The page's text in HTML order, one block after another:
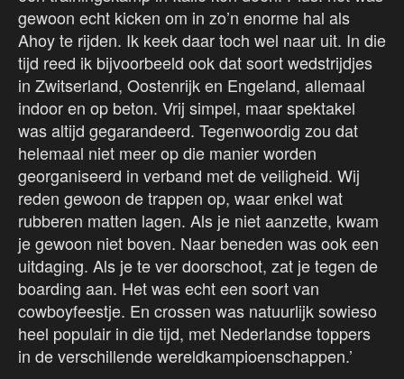
gewoon echt kicken om in zo’n enorme hal als
Ahoy te rijden. Ik keek daar toch wel naar uit. In die
tijd reed ik bijvoorbeeld ook dat soort wedstrijdjes
in Zwitserland, Oostenrijk en Engeland, allemaal
indoor en op beton. Vrij simpel, maar spektakel
was altijd gegarandeerd. Tegenwoordig zou dat
helemaal niet meer op die manier worden
georganiseerd in verband met de veiligheid. Wij
reden gewoon de trappen op, waar enkel wat
rubberen matten lagen. Als je niet aanzette, kwam
je gewoon niet boven. Naar beneden was ook een
uitdaging. Als je te ver doorschoot, zat je tegen de
boarding aan. Het was echt een soort van
cowboyfeestje. En crossen was natuurlijk sowieso
heel populair in die tijd, met Nederlandse toppers
in de verschillende wereldkampioenschappen.’